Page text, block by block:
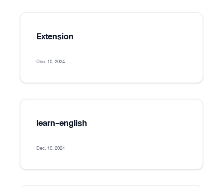
Extension
Dec. 10, 2024
learn-english
Dec. 10, 2024